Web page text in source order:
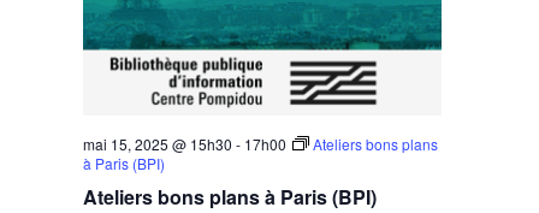
Ateliers bons plans à Paris (BPI)
mai 15, 2025 @ 15h30 - 17h00
Ateliers bons plans
à Paris (BPI)